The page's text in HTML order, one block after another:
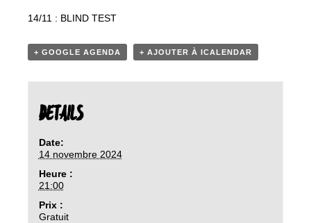
14/11 : BLIND TEST
+ GOOGLE AGENDA + AJOUTER À ICALENDAR
DETAILS
Date:
14 novembre 2024
Heure :
21:00
Prix :
Gratuit